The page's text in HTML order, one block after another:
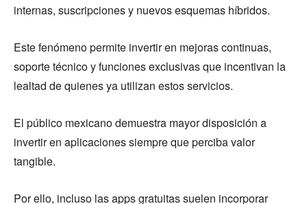
internas, suscripciones y nuevos esquemas híbridos.
Este fenómeno permite invertir en mejoras continuas,
soporte técnico y funciones exclusivas que incentivan la
lealtad de quienes ya utilizan estos servicios.
El público mexicano demuestra mayor disposición a
invertir en aplicaciones siempre que perciba valor
tangible.
Por ello, incluso las apps gratuitas suelen incorporar